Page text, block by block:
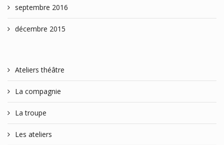
septembre 2016
décembre 2015
Ateliers théâtre
La compagnie
La troupe
Les ateliers